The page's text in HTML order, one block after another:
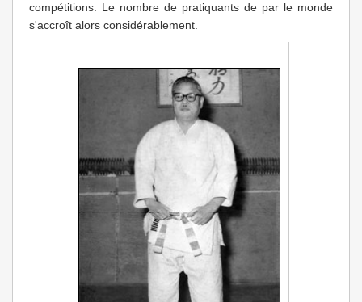
compétitions. Le nombre de pratiquants de par le monde
s'accroît alors considérablement.